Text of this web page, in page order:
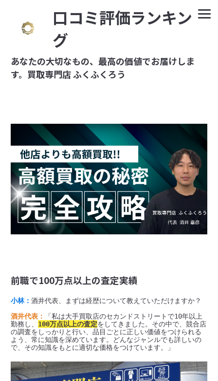
⼝コミ評価ランキン
グ
あなたの大切なもの、最高の価値でお届けしま
す。買取専門店 ふくふくろう
前職で100万点以上の査定実績
小林：酒井代表、まずは経歴について教えていただけますか？
酒井代表：
「私は大手買取店のセカンドストリートで10年以上
勤務し、 100万点以上の査定をしてきました。その中で、競合店
の調査をしっかりと行い、品目ごとに正しい価値をつけられる
よう、常に知識を深めています。どんなジャンルでも詳しいの
で、その知識をもとに適切な価格をつけています。」